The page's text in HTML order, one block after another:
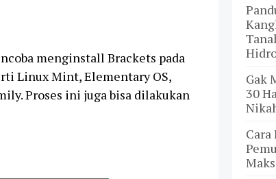
menginstall Brackets pada
Linux Mint, Elementary OS,
Proses ini juga bisa dilakukan
Gak
30